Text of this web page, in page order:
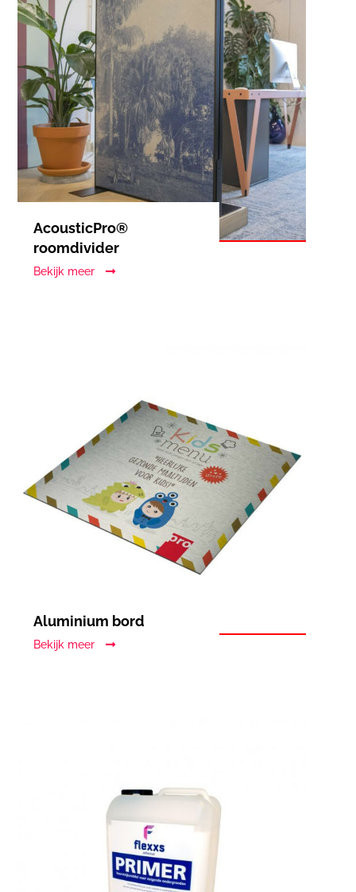
AcousticPro®
roomdivider
Bekijk meer
Aluminium bord
Bekijk meer